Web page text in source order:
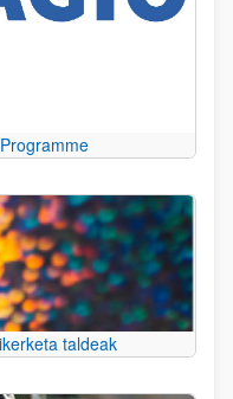
taldeak